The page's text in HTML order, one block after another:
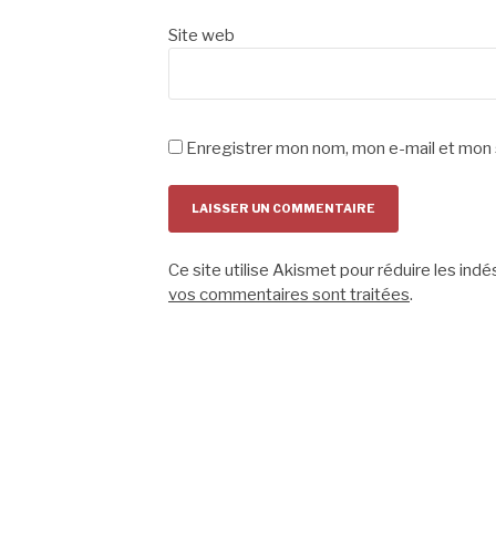
Site web
Enregistrer mon nom, mon e-mail et
Ce site utilise Akismet pour réduire les
vos commentaires sont traitées.